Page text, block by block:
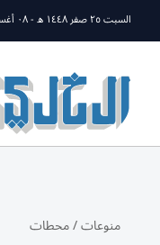
السبت ٢٥ صفر ١٤٤٨ ه - ٠٨ أغسطس ٢٠٢٦
منوعات/محطات